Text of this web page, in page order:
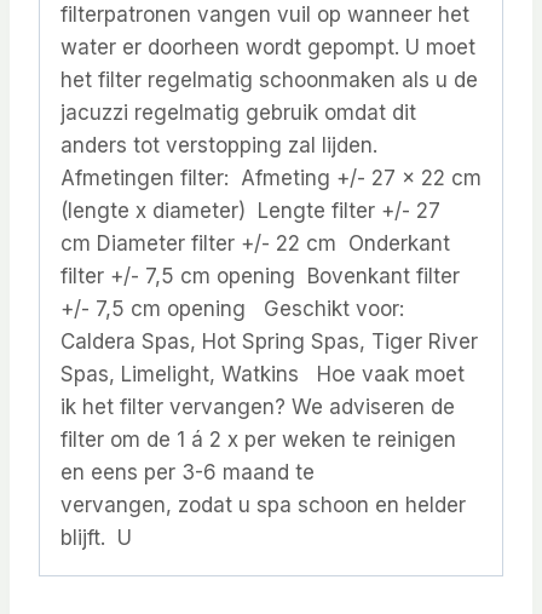
filterpatronen vangen vuil op wanneer het
water er doorheen wordt gepompt. U moet
het filter regelmatig schoonmaken als u de
jacuzzi regelmatig gebruik omdat dit
anders tot verstopping zal lijden.
Afmetingen filter: Afmeting +/- 27 x 22 cm
(lengte x diameter) Lengte filter +/- 27
cm Diameter filter +/- 22 cm Onderkant
filter +/- 7,5 cm opening Bovenkant filter
+/- 7,5 cm opening Geschikt voor:
Caldera Spas, Hot Spring Spas, Tiger River
Spas, Limelight, Watkins Hoe vaak moet
ik het filter vervangen? We adviseren de
filter om de 1 á 2 x per weken te reinigen
en eens per 3-6 maand te
vervangen, zodat u spa schoon en helder
blijft. U